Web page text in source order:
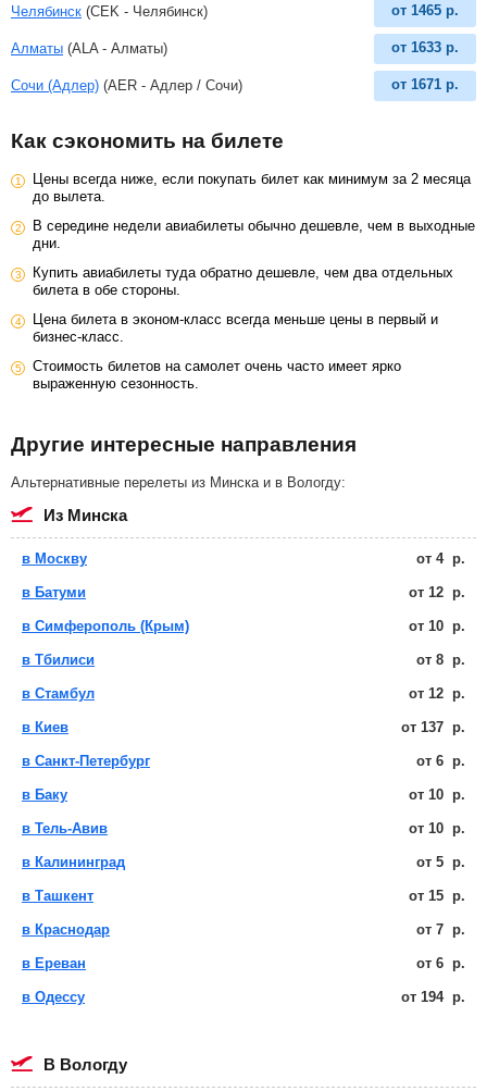
Челябинск (CEK - Челябинск) от 1465 р.
Алматы (ALA - Алматы) от 1633 р.
Сочи (Адлер) (AER - Адлер / Сочи) от 1671 р.
Как сэкономить на билете
Цены всегда ниже, если покупать билет как минимум за 2 месяца
до вылета.
В середине недели авиабилеты обычно дешевле, чем в выходные
дни.
Купить авиабилеты туда обратно дешевле, чем два отдельных
билета в обе стороны.
Цена билета в эконом-класс всегда меньше цены в первый и
бизнес-класс.
Стоимость билетов на самолет очень часто имеет ярко
выраженную сезонность.
Другие интересные направления
Альтернативные перелеты из Минска и в Вологду:
из Минска
в Москву от 4 р.
в Батуми от 12 р.
в Симферополь (Крым) от 10 р.
в Тбилиси от 8 р.
в Стамбул от 12 р.
в Киев от 137 р.
в Санкт-Петербург от 6 р.
в Баку от 10 р.
в Тель-Авив от 10 р.
в Калининград от 5 р.
в Ташкент от 15 р.
в Краснодар от 7 р.
в Ереван от 6 р.
в Одессу от 194 р.
в Вологду